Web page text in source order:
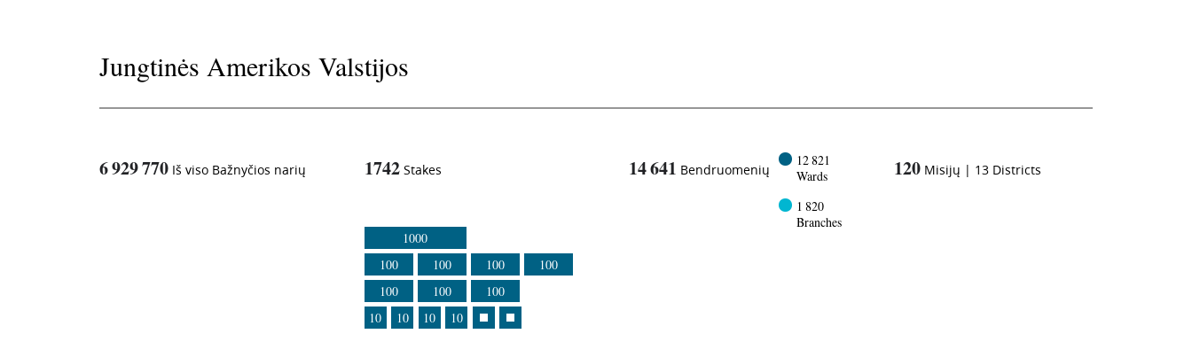
Jungtinės Amerikos Valstijos
6 929 770 Iš viso Bažnyčios narių 1742 Stakes
1000
100
100 100
100
100
100
100
10
10 10 10
14 641 Bendruomenių
12 821
Wards
1 820
Branches
120 Misijų | 13 Districts